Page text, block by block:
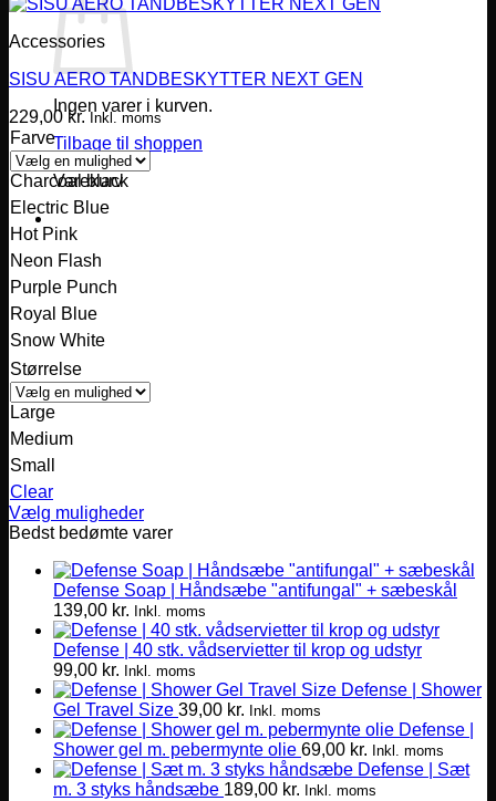
Ingen varer i kurven.
Tilbage til shoppen
Varekurv
Accessories
SISU AERO TANDBESKYTTER NEXT GEN
229,00kr. Inkl. moms
Farve
Charcoal black
Electric Blue
Hot Pink
Neon Flash
Purple Punch
Royal Blue
Snow White
Størrelse
Large
Medium
Small
Clear
Vælg muligheder
Dette
varianter.
Mulighederne
vælges
varesiden
Bedst bedømte varer
Defense Soap | Håndsæbe "antifungal" + sæbeskål
139,00 kr. Inkl. moms
Defense | 40 stk. vådservietter til krop og udstyr
99,00 kr. Inkl. moms
Defense | Shower
Gel Travel Size 39,00 kr. Inkl. moms
Defense |
Shower gel m. pebermynte olie 69,00 kr. Inkl. moms
Defense | Sæt
m. 3 styks håndsæbe 189,00 kr. Inkl. moms